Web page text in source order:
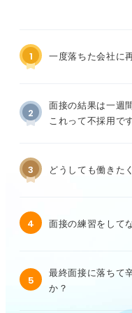
1 一度落ちた会社に
2
面接の結果は一週
これって不採用で
3 どうしても働きた
4 面接の練習をして
5
最終面接に落ちて
か？